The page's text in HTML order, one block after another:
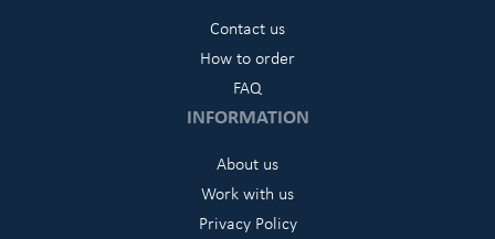
Contact us
How to order
FAQ
INFORMATION
About us
Work with us
Privacy Policy